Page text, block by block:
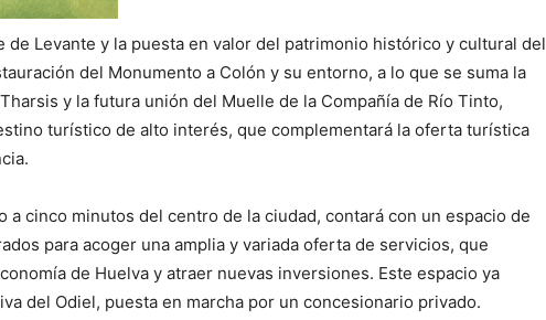
de Levante y la puesta en valor del patrimonio histórico y cultural del
del Monumento a Colón y su entorno, a lo que se suma la
y la futura unión del Muelle de la Compañía de Río Tinto,
turístico de alto interés, que complementará la oferta turística
a cinco minutos del centro de la ciudad, contará con un espacio de
para acoger una amplia y variada oferta de servicios, que
de Huelva y atraer nuevas inversiones. Este espacio ya
del Odiel, puesta en marcha por un concesionario privado.